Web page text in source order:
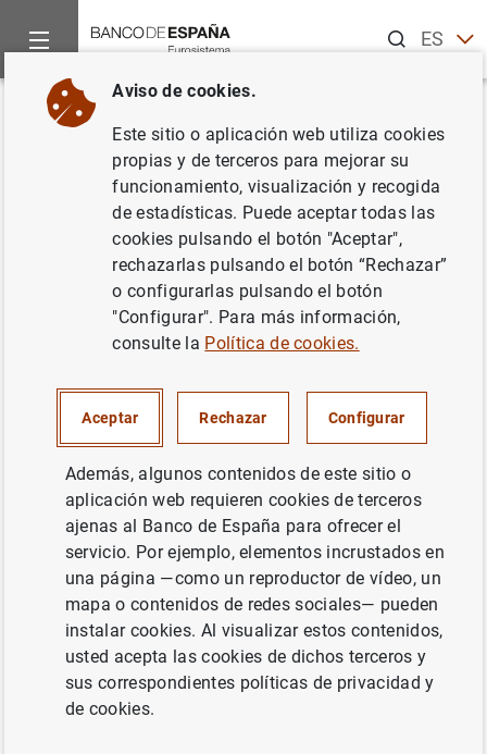
ESEN
Inicio Noticias y eventos
Volver
Posición de inversión
internacional de la zona del
euro y desagregación
geográfica
zona del euro y desagregación geográfica
(26KB )
Posición de inversión internacional de la
zona del euro y desagregación geográfica.
Cuadro 1 (14KB)
Aviso de cookies.
Este sitio o aplicación web utiliza cookies
propias y de terceros para mejorar su
funcionamiento, visualización y recogida
de estadísticas. Puede aceptar todas las
cookies pulsando el botón "Aceptar",
rechazarlas pulsando el botón “Rechazar”
o configurarlas pulsando el botón
"Configurar". Para más información,
consulte la Política de cookies.
Aceptar Rechazar Configurar
Además, algunos contenidos de este sitio o
aplicación web requieren cookies de terceros
ajenas al Banco de España para ofrecer el
servicio. Por ejemplo, elementos incrustados en
una página —como un reproductor de vídeo, un
mapa o contenidos de redes sociales— pueden
instalar cookies. Al visualizar estos contenidos,
usted acepta las cookies de dichos terceros y
sus correspondientes políticas de privacidad y
de cookies.